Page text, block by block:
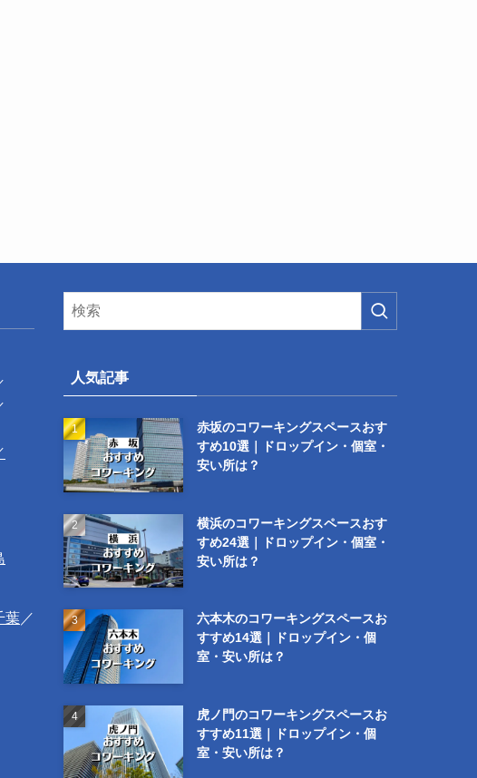
葉 ／
人気記事
赤坂のコワーキングスペースおす
すめ10選｜ドロップイン・個室・
安い所は？
横浜のコワーキングスペースおす
すめ24選｜ドロップイン・個室・
安い所は？
六本木のコワーキングスペースお
すすめ14選｜ドロップイン・個
室・安い所は？
虎ノ門のコワーキングスペースお
すすめ11選｜ドロップイン・個
室・安い所は？